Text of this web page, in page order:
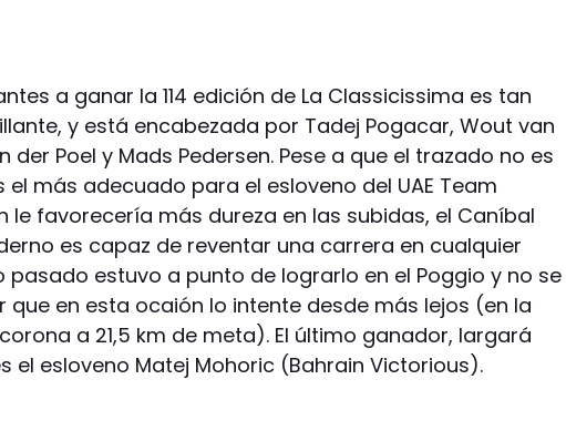
a ganar la 114 edición de La Classicissima es tan
y está encabezada por Tadej Pogacar, Wout van
der Poel y Mads Pedersen. Pese a que el trazado no es
el más adecuado para el esloveno del UAE Team
le favorecería más dureza en las subidas, el Caníbal
es capaz de reventar una carrera en cualquier
pasado estuvo a punto de lograrlo en el Poggio y no se
que en esta ocaión lo intente desde más lejos (en la
a 21,5 km de meta). El último ganador, largará
el esloveno Matej Mohoric (Bahrain Victorious).